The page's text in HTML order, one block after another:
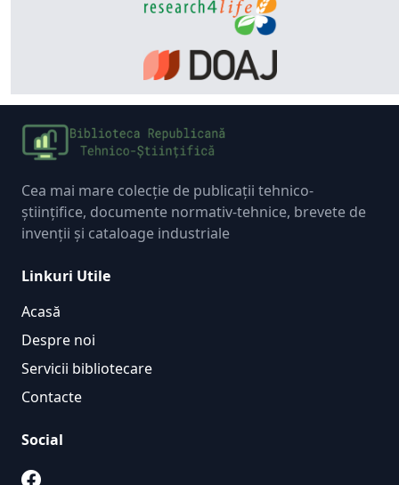
Cea mai mare colecție de publicații tehnico-
științifice, documente normativ-tehnice, brevete de
invenții și cataloage industriale
Linkuri Utile
Acasă
Despre noi
Servicii bibliotecare
Contacte
Social